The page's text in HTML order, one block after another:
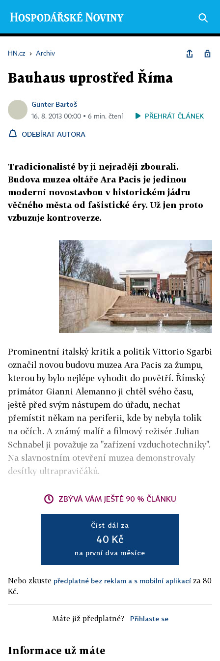
HN.cz › Archiv
Bauhaus uprostřed Říma
Günter Bartoš
16. 8. 2013 00:00 ▪ 6 min. čtení PŘEHRÁT ČLÁNEK
ODEBÍRAT AUTORA
Tradicionalisté by ji nejraději zbourali.
Budova muzea oltáře Ara Pacis je jedinou
moderní novostavbou v historickém jádru
věčného města od fašistické éry. Už jen proto
vzbuzuje kontroverze.
Prominentní italský kritik a politik Vittorio Sgarbi
označil novou budovu muzea Ara Pacis za žumpu,
kterou by bylo nejlépe vyhodit do povětří. Římský
primátor Gianni Alemanno ji chtěl svého času,
ještě před svým nástupem do úřadu, nechat
přemístit někam na periferii, kde by nebyla tolik
na očích. A známý malíř a filmový režisér Julian
Schnabel ji považuje za "zařízení vzduchotechniky".
Na slavnostním otevření muzea demonstrovaly
desítky ultrapravičáků.
ZBÝVÁ VÁM JEŠTĚ 90 % ČLÁNKU
Číst dál za
40 Kč
na první dva měsíce
Nebo zkuste předplatné bez reklam a s mobilní aplikací za 80
Kč.
Máte již předplatné? Přihlaste se
Informace už máte